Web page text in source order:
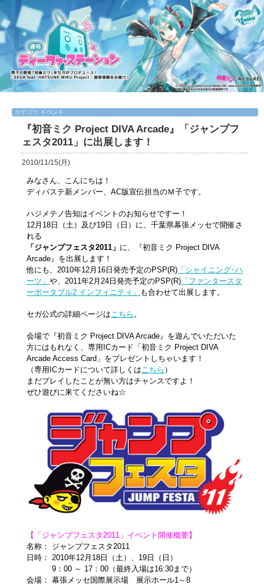
カテゴリ イベント
『初音ミク Project DIVA Arcade』「ジャンプフ
ェスタ2011」に出展します！
2010/11/15(月)
みなさん、こんにちは！
ディバステ新メンバー、AC版宣伝担当のＭ子です。
ハジメテノ告知はイベントのお知らせですー！
12月18日（土）及び19日（日）に、千葉県幕張メッセで開催さ
れる
「ジャンプフェスタ2011」 に、『初音ミク Project DIVA
Arcade』を出展します！
他にも、2010年12月16日発売予定のPSP(R) 「シャイニング･ハ
ーツ」 や、2011年2月24日発売予定のPSP(R) 「ファンタースタ
ーポータブル2 インフィニティ」 も合わせて出展します。
セガ公式の詳細ページはこちら 。
会場で『初音ミク Project DIVA Arcade』を遊んでいただいた
方にはもれなく、専用ICカード「初音ミク Project DIVA
Arcade Access Card」をプレゼントしちゃいます！
（専用ICカードについて詳しくはこちら ）
まだプレイしたことが無い方はチャンスですよ！
ぜひ遊びに来てくださいね☆
【「ジャンプフェスタ2011」イベント開催概要】
名称： ジャンプフェスタ2011
日時： 2010年12月18日（土）、19日（日）
9：00 ～ 17：00（最終入場は16:30まで）
会場： 幕張メッセ国際展示場 展示ホール1～8